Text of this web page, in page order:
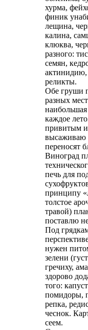
хурма,
финик
лещина,
калина,
клюква,
разного:
семян,
актинидию,
реликты.
Обе груши
разных
каждое
привитым и
высаживаю
переносят
Виноград
печь для
принципу
толстое
травой)
поставлю
Под
нужен
зелени
гречиху,
здорово
того:
помидоры,
репка,
чеснок.
сеем.